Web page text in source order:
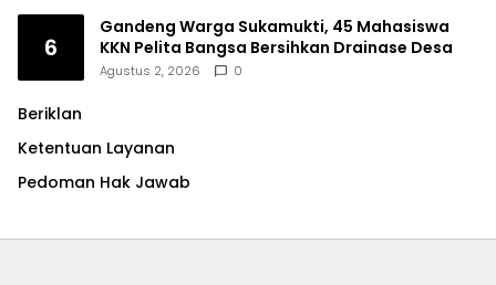
6
Gandeng Warga Sukamukti, 45 Mahasiswa
KKN Pelita Bangsa Bersihkan Drainase Desa
Agustus 2, 2026 0
Beriklan
Ketentuan Layanan
Pedoman Hak Jawab